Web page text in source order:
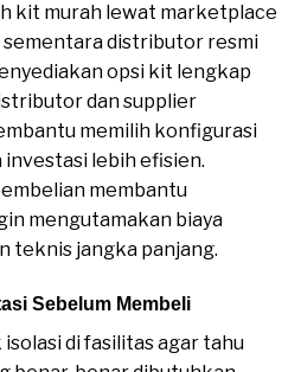
kit murah lewat marketplace
sementara distributor resmi
opsi kit lengkap
dan supplier
memilih konfigurasi
lebih efisien.
membantu
mengutamakan biaya
teknis jangka panjang.
Sebelum Membeli
di fasilitas agar tahu